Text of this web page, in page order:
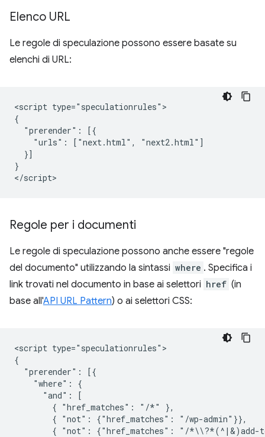
Elenco URL
Le regole di speculazione possono essere basate su
elenchi di URL:
<script type="speculationrules">
{
  "prerender": [{
    "urls": ["next.html", "next2.html"]
  }]
}
Regole per i documenti
Le regole di speculazione possono anche essere "regole
del documento" utilizzando la sintassi where . Specifica i
link trovati nel documento in base ai selettori href (in
base all'API URL Pattern) o ai selettori CSS:
<script type="speculationrules">
{
  "prerender": [{
    "where": {
      "and": [
        { "href_matches": "/*" },
        { "not": {"href_matches": "/wp-admin"}},
{ "not": {"href_matches": "/*\\?*(^|&)add-